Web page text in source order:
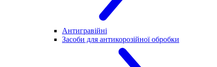
Антигравійні
Засоби для антикорозійної обробки